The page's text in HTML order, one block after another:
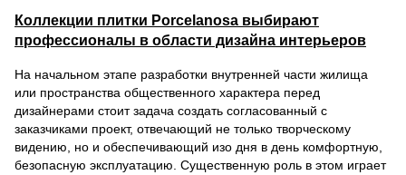
Коллекции плитки Porcelanosa выбирают
профессионалы в области дизайна интерьеров
На начальном этапе разработки внутренней части жилища
или пространства общественного характера перед
дизайнерами стоит задача создать согласованный с
заказчиками проект, отвечающий не только творческому
видению, но и обеспечивающий изо дня в день комфортную,
безопасную эксплуатацию. Существенную роль в этом играет